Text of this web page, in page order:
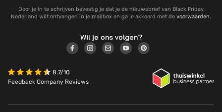
Door je in te schrijven bevestig je dat je de nieuwsbrief van Black Friday
Nederland wilt ontvangen in je mailbox en ga je akkoord met de voorwaarden.
Wil je ons volgen?
8.7/10
Feedback Company Reviews